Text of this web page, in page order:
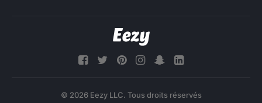
© 2026 Eezy LLC. Tous droits réservés